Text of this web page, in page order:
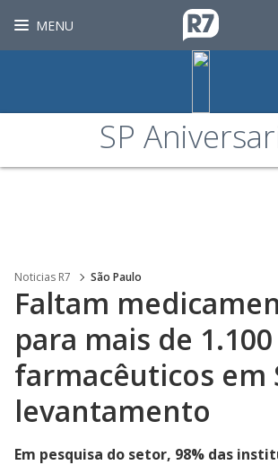
MENU
SP
Noticias R7 São Paulo
Faltam
para mais de 1.100
farmacêuticos em
levantamento
Em pesquisa do setor, 98% das